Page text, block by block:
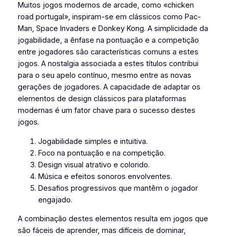
Muitos jogos modernos de arcade, como «chicken
road portugal», inspiram-se em clássicos como Pac-
Man, Space Invaders e Donkey Kong. A simplicidade da
jogabilidade, a ênfase na pontuação e a competição
entre jogadores são características comuns a estes
jogos. A nostalgia associada a estes títulos contribui
para o seu apelo contínuo, mesmo entre as novas
gerações de jogadores. A capacidade de adaptar os
elementos de design clássicos para plataformas
modernas é um fator chave para o sucesso destes
jogos.
Jogabilidade simples e intuitiva.
Foco na pontuação e na competição.
Design visual atrativo e colorido.
Música e efeitos sonoros envolventes.
Desafios progressivos que mantêm o jogador
engajado.
A combinação destes elementos resulta em jogos que
são fáceis de aprender, mas difíceis de dominar,